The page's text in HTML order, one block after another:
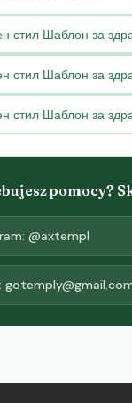
стил Шаблон за
стил Шаблон за
стил Шаблон за
pomocy?
@axtempl